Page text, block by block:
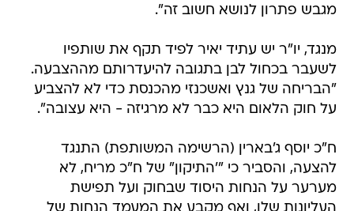
מגבש פתרון לנושא חשוב זה".
מנגד, יו"ר יש עתיד יאיר לפיד תקף את שותפיו
לשעבר בכחול לבן בתגובה להיעדרותם מההצבעה.
"הבריחה של גנץ ואשכנזי מהכנסת כדי לא להצביע
על חוק הלאום היא כבר לא מרגיזה - היא עצובה".
ח"כ יוסף ג'בארין (הרשימה המשותפת) התנגד
להצעה, והסביר כי "'התיקון" של ⁦ח"כ מריח‬⁩, לא
מערער על הנחות היסוד שבחוק ועל תפישת